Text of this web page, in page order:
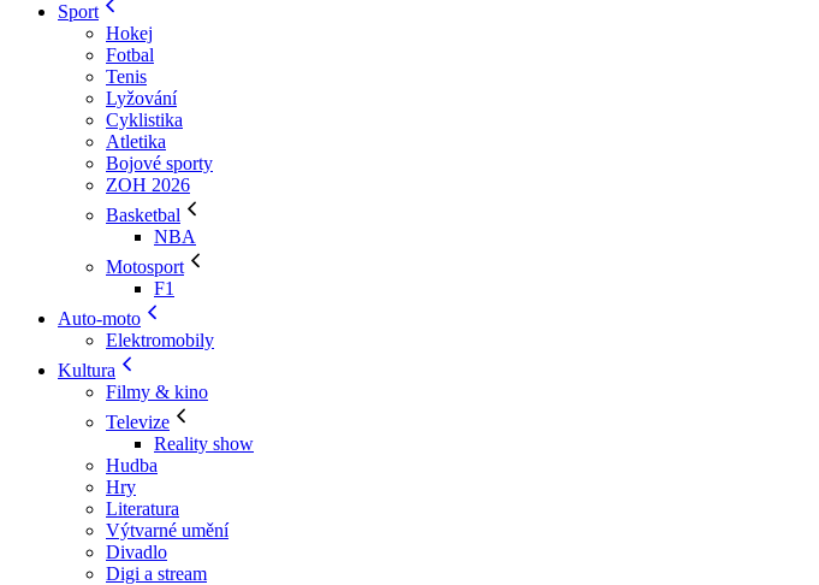
Sport
Hokej
Fotbal
Tenis
Lyžování
Cyklistika
Atletika
Bojové sporty
ZOH 2026
Basketbal
NBA
Motosport
F1
Auto-moto
Elektromobily
Kultura
Filmy & kino
Televize
Reality show
Hudba
Hry
Literatura
Výtvarné umění
Divadlo
Digi a stream